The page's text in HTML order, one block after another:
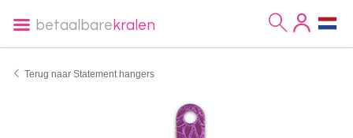
betaalbare kralen
Terug naar Statement hangers